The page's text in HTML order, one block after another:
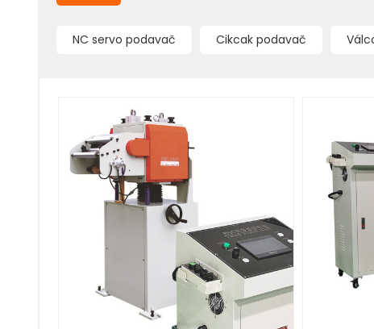
NC servo podavač Cikcak podavač